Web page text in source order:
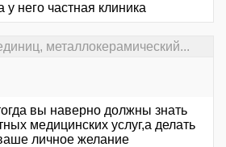
него частная клиника
металлокерамический...
вы наверно должны знать
медицинских услуг,а делать
личное желание